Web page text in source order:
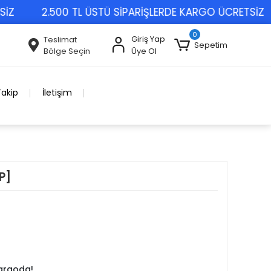
2.500 TL ÜSTÜ SİPARİŞLERDE KARGO ÜCRETSİZ
Teslimat
Bölge Seçin
Giriş Yap
Üye Ol
0
Sepetim
İletişim